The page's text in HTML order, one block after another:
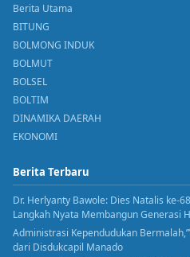
Berita Utama
BITUNG
BOLMONG INDUK
BOLMUT
BOLSEL
BOLTIM
DINAMIKA DAERAH
EKONOMI
Berita Terbaru
Dr. Herlyanty Bawole: Dies Natalis ke-
Langkah Nyata Membangun Generasi
Administrasi Kependudukan
dari Disdukcapil Manado